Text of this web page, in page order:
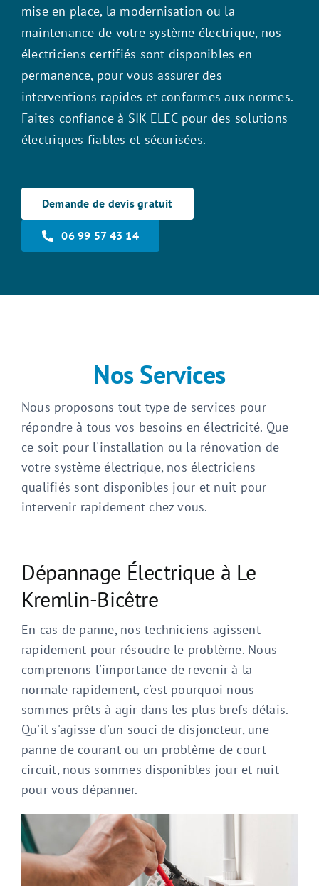
mise en place, la modernisation ou la
maintenance de votre système électrique, nos
électriciens certifiés sont disponibles en
permanence, pour vous assurer des
interventions rapides et conformes aux normes.
Faites confiance à SIK ELEC pour des solutions
électriques fiables et sécurisées.
Demande de devis gratuit
06 99 57 43 14
Nos Services
Nous proposons tout type de services pour
répondre à tous vos besoins en électricité. Que
ce soit pour l'installation ou la rénovation de
votre système électrique, nos électriciens
qualifiés sont disponibles jour et nuit pour
intervenir rapidement chez vous.
Dépannage Électrique à Le
Kremlin-Bicêtre
En cas de panne, nos techniciens agissent
rapidement pour résoudre le problème. Nous
comprenons l'importance de revenir à la
normale rapidement, c'est pourquoi nous
sommes prêts à agir dans les plus brefs délais.
Qu'il s'agisse d'un souci de disjoncteur, une
panne de courant ou un problème de court-
circuit, nous sommes disponibles jour et nuit
pour vous dépanner.